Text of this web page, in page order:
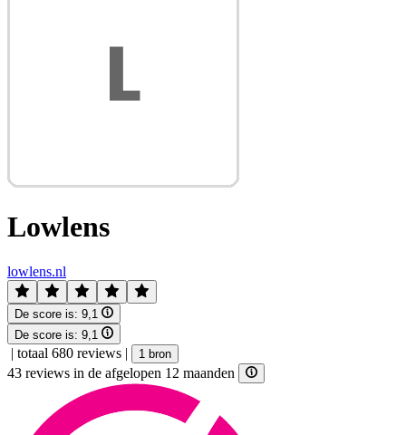
Lowlens
lowlens.nl
De score is: 9,1
De score is: 9,1
| totaal 680 reviews | 1 bron
43 reviews in de afgelopen 12 maanden